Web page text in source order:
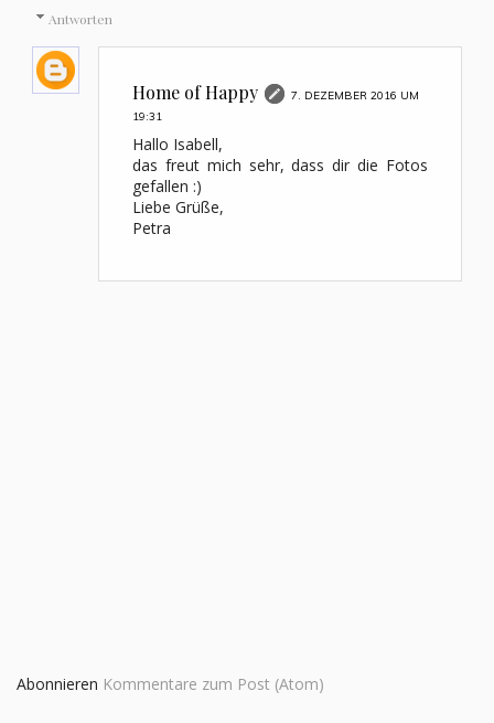
Antworten
Home of Happy
7. DEZEMBER 2016 UM
19:31
Hallo Isabell,
das freut mich sehr, dass dir die Fotos
gefallen :)
Liebe Grüße,
Petra
Abonnieren Kommentare zum Post (Atom)